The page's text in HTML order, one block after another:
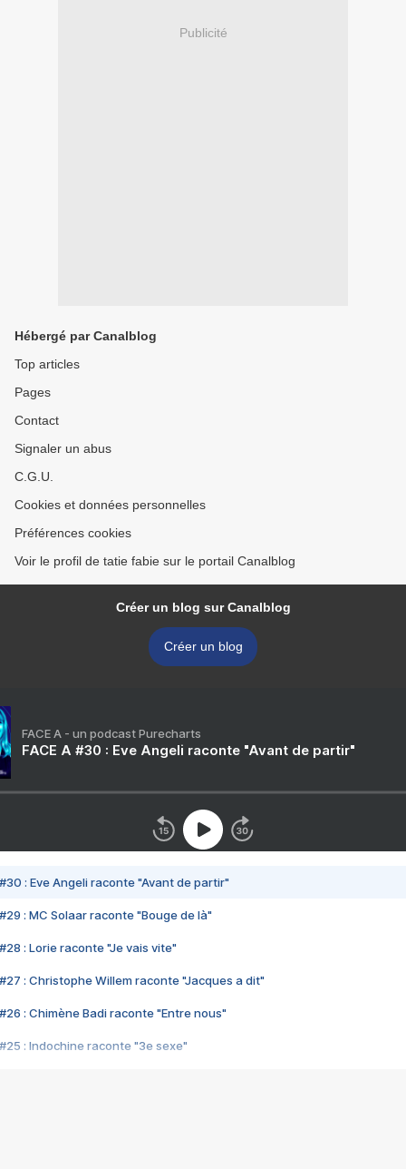
Publicité
Hébergé par Canalblog
Top articles
Pages
Contact
Signaler un abus
C.G.U.
Cookies et données personnelles
Préférences cookies
Voir le profil de tatie fabie sur le portail Canalblog
Créer un blog sur Canalblog
Créer un blog
FACE A - un podcast Purecharts
FACE A #30 : Eve Angeli raconte "Avant de partir"
#30 : Eve Angeli raconte "Avant de partir"
#29 : MC Solaar raconte "Bouge de là"
#28 : Lorie raconte "Je vais vite"
#27 : Christophe Willem raconte "Jacques a dit"
#26 : Chimène Badi raconte "Entre nous"
#25 : Indochine raconte "3e sexe"